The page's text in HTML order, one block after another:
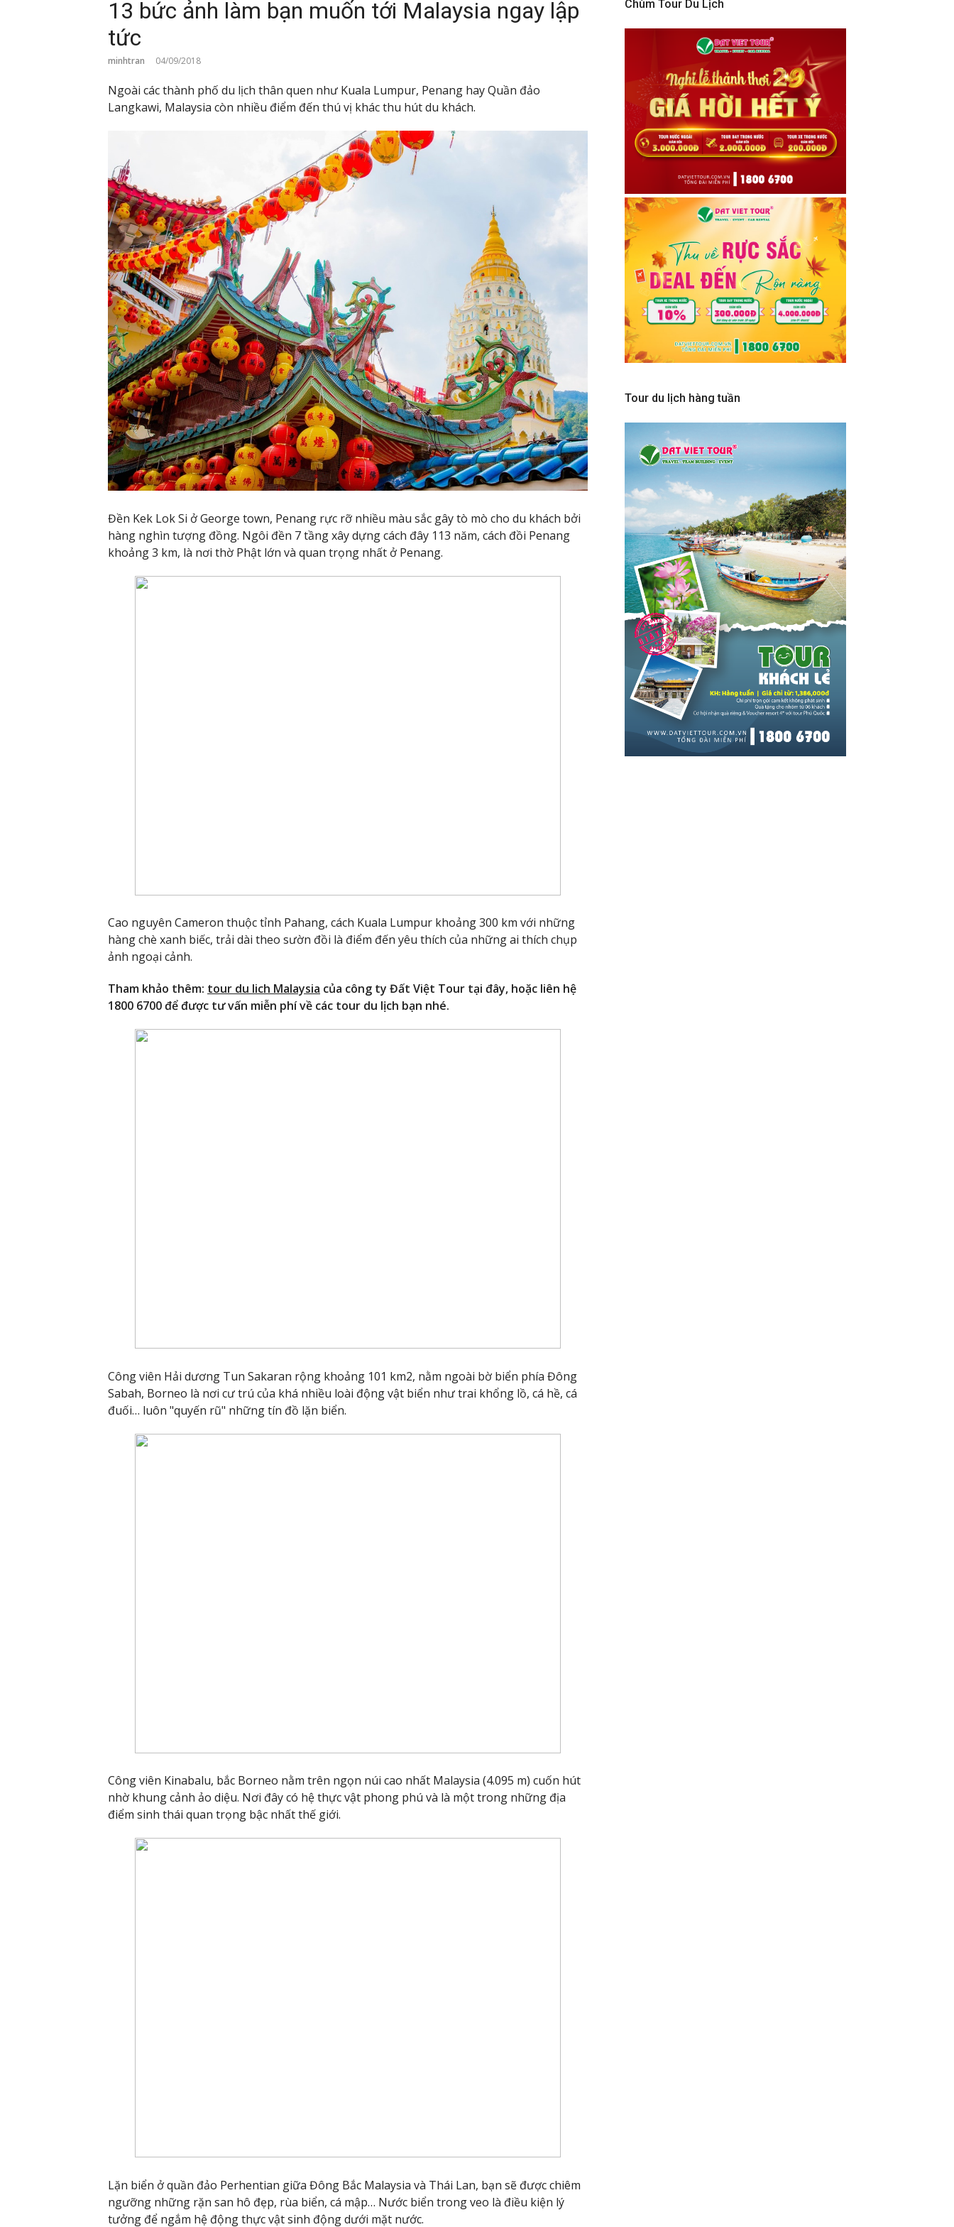
13 bức ảnh làm bạn muốn tới Malaysia ngay lập
tức
minhtran 04/09/2018
Ngoài các thành phố du lịch thân quen như Kuala Lumpur, Penang hay Quần đảo
Langkawi, Malaysia còn nhiều điểm đến thú vị khác thu hút du khách.
Đền Kek Lok Si ở George town, Penang rực rỡ nhiều màu sắc gây tò mò cho du khách bởi
hàng nghìn tượng đồng. Ngôi đền 7 tầng xây dựng cách đây 113 năm, cách đồi Penang
khoảng 3 km, là nơi thờ Phật lớn và quan trọng nhất ở Penang.
Cao nguyên Cameron thuộc tỉnh Pahang, cách Kuala Lumpur khoảng 300 km với những
hàng chè xanh biếc, trải dài theo sườn đồi là điểm đến yêu thích của những ai thích chụp
ảnh ngoại cảnh.
Tham khảo thêm: tour du lich Malaysia của công ty Đất Việt Tour tại đây, hoặc liên hệ
1800 6700 để được tư vấn miễn phí về các tour du lịch bạn nhé.
Công viên Hải dương Tun Sakaran rộng khoảng 101 km2, nằm ngoài bờ biển phía Đông
Sabah, Borneo là nơi cư trú của khá nhiều loài động vật biển như trai khổng lồ, cá hề, cá
đuối… luôn "quyến rũ" những tín đồ lặn biển.
Công viên Kinabalu, bắc Borneo nằm trên ngọn núi cao nhất Malaysia (4.095 m) cuốn hút
nhờ khung cảnh ảo diệu. Nơi đây có hệ thực vật phong phú và là một trong những địa
điểm sinh thái quan trọng bậc nhất thế giới.
Lặn biển ở quần đảo Perhentian giữa Đông Bắc Malaysia và Thái Lan, bạn sẽ được chiêm
ngưỡng những rặn san hô đẹp, rùa biển, cá mập… Nước biển trong veo là điều kiện lý
tưởng để ngắm hệ động thực vật sinh động dưới mặt nước.
Chùm Tour Du Lịch
Tour du lịch hàng tuần